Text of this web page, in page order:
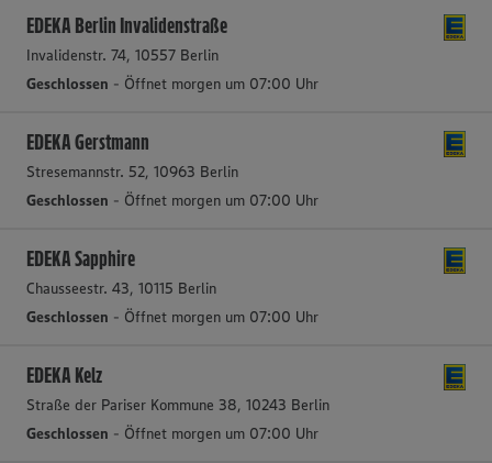
EDEKA Berlin Invalidenstraße
Invalidenstr. 74, 10557 Berlin
Geschlossen - Öffnet morgen um 07:00 Uhr
EDEKA Gerstmann
Stresemannstr. 52, 10963 Berlin
Geschlossen - Öffnet morgen um 07:00 Uhr
EDEKA Sapphire
Chausseestr. 43, 10115 Berlin
Geschlossen - Öffnet morgen um 07:00 Uhr
EDEKA Kelz
Straße der Pariser Kommune 38, 10243 Berlin
Geschlossen - Öffnet morgen um 07:00 Uhr